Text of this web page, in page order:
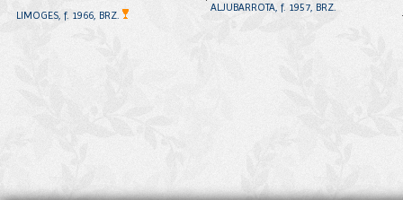
LIMOGES, f. 1966, BRZ.
ALJUBARROTA, f. 1957, BRZ.